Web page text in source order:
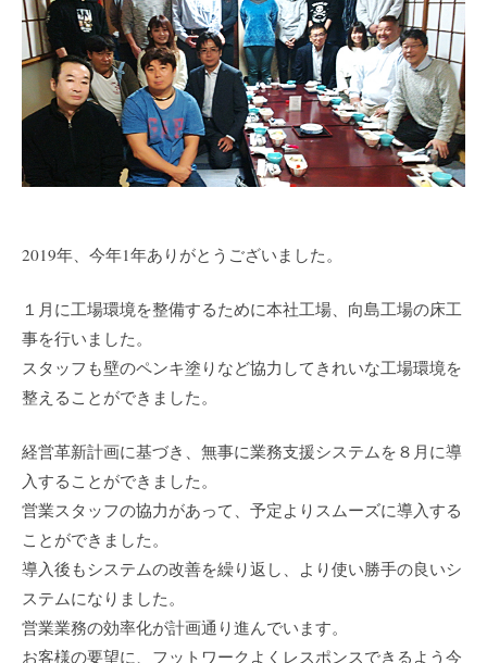
プ
2019年、今年1年ありがとうございました。
１月に工場環境を整備するために本社工場、向島工場の床工
事を行いました。
スタッフも壁のペンキ塗りなど協力してきれいな工場環境を
整えることができました。
経営革新計画に基づき、無事に業務支援システムを８月に導
入することができました。
営業スタッフの協力があって、予定よりスムーズに導入する
ことができました。
導入後もシステムの改善を繰り返し、より使い勝手の良いシ
ステムになりました。
営業業務の効率化が計画通り進んでいます。
お客様の要望に、フットワークよくレスポンスできるよう今